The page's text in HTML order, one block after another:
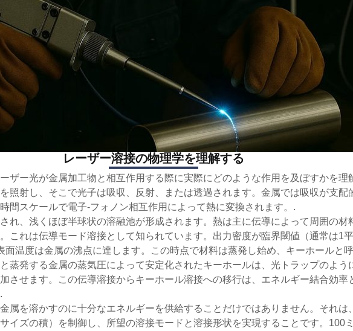
レーザー溶接の物理学を理解する
ザー光が金属加工物と相互作用する際に実際にどのような作用を及ぼすかを理
照射し、そこで光子は吸収、反射、または透過されます。金属では吸収が支配
間スケールで電子-フォノン相互作用によって熱に変換されます。.
れ、浅くほぼ半球状の溶融池が形成されます。熱は主に伝導によって周囲の材
これは伝導モード溶接として知られています。出力密度が臨界閾値（通常は1
面温度は金属の沸点に達します。この時点で材料は蒸発し始め、キーホールと
蒸発する金属の蒸気圧によって安定化されたキーホールは、光トラップのよう
させます。この伝導溶接からキーホール溶接への移行は、エネルギー結合効率
属を溶かすのに十分なエネルギーを供給することだけではありません。それは
イズの積）を制御し、所望の溶接モードと溶接形状を実現することです。100